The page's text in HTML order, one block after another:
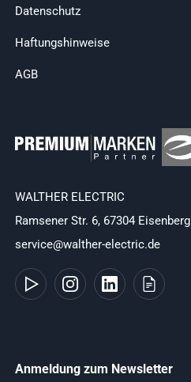
Datenschutz
Haftungshinweise
AGB
WALTHER ELECTRIC
Ramsener Str. 6, 67304 Eisenberg
service@walther-electric.de
Anmeldung zum Newsletter